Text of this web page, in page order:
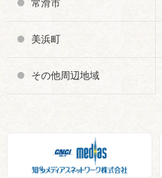
常滑市
美浜町
その他周辺地域